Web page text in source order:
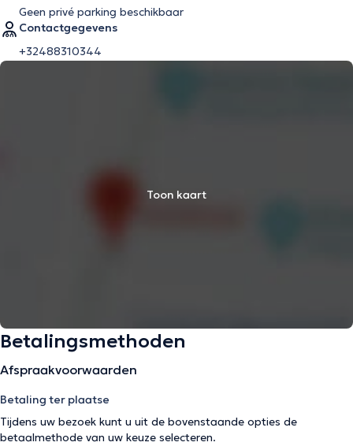
Geen privé parking beschikbaar
Contactgegevens
+32488310344
Toon kaart
Betalingsmethoden
Afspraakvoorwaarden
Betaling ter plaatse
Tijdens uw bezoek kunt u uit de bovenstaande opties de
betaalmethode van uw keuze selecteren.